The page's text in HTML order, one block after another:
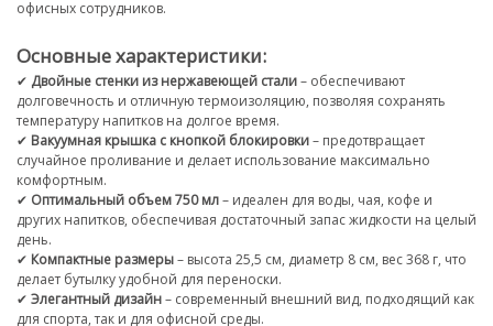
офисных сотрудников.
Основные характеристики:
✔ Двойные стенки из нержавеющей стали– обеспечивают
долговечность и отличную термоизоляцию, позволяя сохранять
температуру напитков на долгое время.
✔ Вакуумная крышка с кнопкой блокировки– предотвращает
случайное проливание и делает использование максимально
комфортным.
✔ Оптимальный объем 750 мл– идеален для воды, чая, кофе и
других напитков, обеспечивая достаточный запас жидкости на целый
день.
✔ Компактные размеры– высота 25,5 см, диаметр 8 см, вес 368 г, что
делает бутылку удобной для переноски.
✔ Элегантный дизайн– современный внешний вид, подходящий как
для спорта, так и для офисной среды.